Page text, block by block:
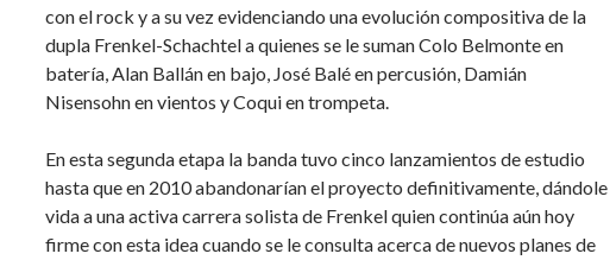
con el rock y a su vez evidenciando una evolución compositiva de la
dupla Frenkel-Schachtel a quienes se le suman Colo Belmonte en
batería, Alan Ballán en bajo, José Balé en percusión, Damián
Nisensohn en vientos y Coqui en trompeta.
En esta segunda etapa la banda tuvo cinco lanzamientos de estudio
hasta que en 2010 abandonarían el proyecto definitivamente, dándole
vida a una activa carrera solista de Frenkel quien continúa aún hoy
firme con esta idea cuando se le consulta acerca de nuevos planes de